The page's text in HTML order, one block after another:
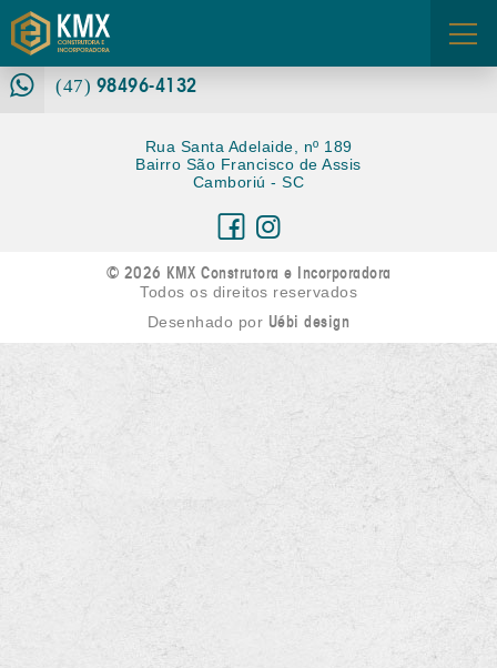
ÁREA DOS CORRETORES
(47) 3360-6680
(47) 98496-4132
Rua Santa Adelaide, nº 189
Bairro São Francisco de Assis
Camboriú - SC
© 2026 KMX Construtora e Incorporadora
Todos os direitos reservados
Desenhado por Uébi design